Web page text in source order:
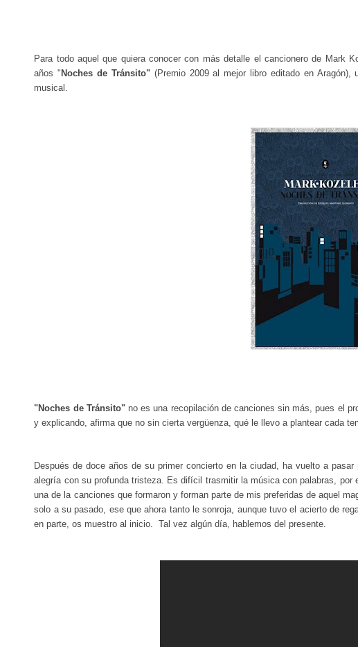
Para todo aquel que quiera conocer con más detalle el cancionero de Mark
años " Noches de Tránsito"(Premio 2009 al mejor libro editado en
musical.
"Noches de Tránsito"no es una recopilación de canciones sin más, pues el
y explicando, afirma que no sin cierta vergüenza, qué le llevo a plantear cada
Después de doce años de su primer concierto en la ciudad, ha vuelto a
alegría con su profunda tristeza. Es difícil trasmitir la música con palabras, por
una de la canciones que formaron y forman parte de mis preferidas de aquel
solo a su pasado, ese que ahora tanto le sonroja, aunque tuvo el acierto de
en parte, os muestro al inicio. Tal vez algún día, hablemos del presente.